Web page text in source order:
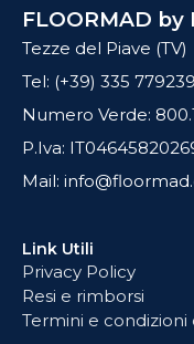
FLOORMAD by
Tezze del Piave (TV)
Tel: (+39) 335
Numero Verde:
P.Iva:
Mail:
Link Utili
Privacy Policy
Resi e rimborsi
Termini e condizioni